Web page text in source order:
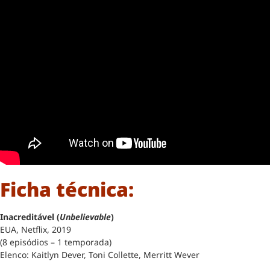
Ficha técnica:
Inacreditável (Unbelievable)
EUA, Netflix, 2019
(8 episódios – 1 temporada)
Elenco: Kaitlyn Dever, Toni Collette, Merritt Wever